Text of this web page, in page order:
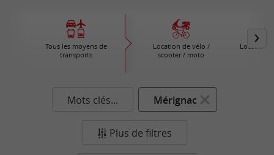
Tous les moyens de
transports
Location de vélo /
scooter / moto
Location
Mots clés... Mérignac
Plus de filtres